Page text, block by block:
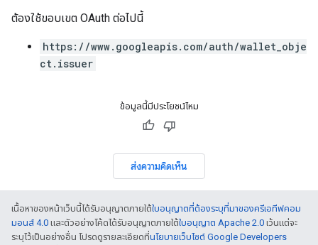
ต้องใช้ขอบเขต OAuth ต่อไปนี้
https://www.googleapis.com/auth/wallet_obje
ct.issuer
ข้อมูลนี้มีประโยชน์ไหม
ส่งความคิดเห็น
เนื้อหาของหน้าเว็บนี้ได้รับอนุญาตภายใต้ใบอนุญาตที่ต้องระบุที่มาของครีเอทีฟคอม
มอนส์ 4.0 และตัวอย่างโค้ดได้รับอนุญาตภายใต้ใบอนุญาต Apache 2.0 เว้นแต่จะ
ระบุไว้เป็นอย่างอื่น โปรดดูรายละเอียดที่นโยบายเว็บไซต์ Google Developers